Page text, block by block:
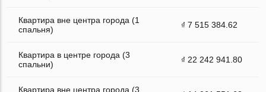
Квартира вне центра города (1
спальня)
₫ 7 515 384.62
Квартира в центре города (3
спальни)
₫ 22 242 941.80
Квартира вне центра города (3